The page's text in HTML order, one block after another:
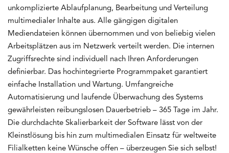
unkomplizierte Ablaufplanung, Bearbeitung und Verteilung
multimedialer Inhalte aus. Alle gängigen digitalen
Mediendateien können übernommen und von beliebig vielen
Arbeitsplätzen aus im Netzwerk verteilt werden. Die internen
Zugriffsrechte sind individuell nach Ihren Anforderungen
definierbar. Das hochintegrierte Programmpaket garantiert
einfache Installation und Wartung. Umfangreiche
Automatisierung und laufende Überwachung des Systems
gewährleisten reibungslosen Dauerbetrieb – 365 Tage im Jahr.
Die durchdachte Skalierbarkeit der Software lässt von der
Kleinstlösung bis hin zum multimedialen Einsatz für weltweite
Filialketten keine Wünsche offen – überzeugen Sie sich selbst!